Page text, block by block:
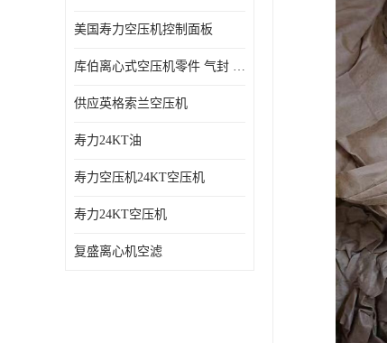
美国寿力空压机控制面板
库伯离心式空压机零件 气封 机型 TA6000 TA18 TA9000原厂品质
供应英格索兰空压机
寿力24KT油
寿力空压机24KT空压机
寿力24KT空压机
复盛离心机空滤